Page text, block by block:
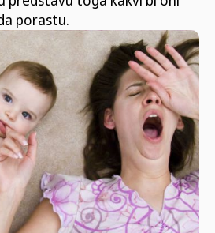
porastu.